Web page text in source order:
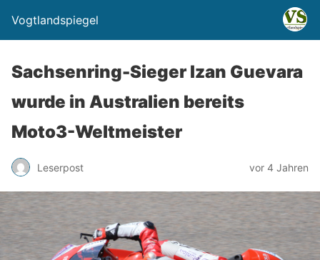
Vogtlandspiegel
Sachsenring-Sieger Izan Guevara
wurde in Australien bereits
Moto3-Weltmeister
Leserpost vor 4 Jahren